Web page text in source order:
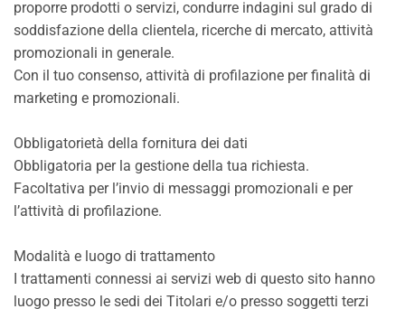
proporre prodotti o servizi, condurre indagini sul grado di
soddisfazione della clientela, ricerche di mercato, attività
promozionali in generale.
Con il tuo consenso, attività di profilazione per finalità di
marketing e promozionali.
Obbligatorietà della fornitura dei dati
Obbligatoria per la gestione della tua richiesta.
Facoltativa per l’invio di messaggi promozionali e per
l’attività di profilazione.
Modalità e luogo di trattamento
I trattamenti connessi ai servizi web di questo sito hanno
luogo presso le sedi dei Titolari e/o presso soggetti terzi